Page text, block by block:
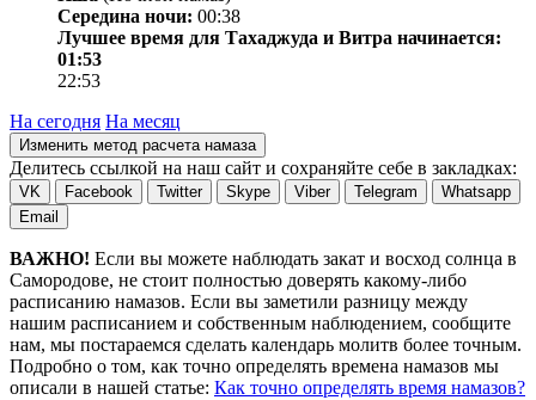
Середина ночи: 00:38
Лучшее время для Тахаджуда и Витра начинается:
01:53
22:53
На сегодня На месяц
Изменить метод расчета намаза
Делитесь ссылкой на наш сайт и сохраняйте себе в закладках:
VK Facebook Twitter Skype Viber Telegram
Whatsapp
Email
ВАЖНО! Если вы можете наблюдать закат и восход солнца в
Самородове, не стоит полностью доверять какому-либо
расписанию намазов. Если вы заметили разницу между
нашим расписанием и собственным наблюдением, сообщите
нам, мы постараемся сделать календарь молитв более точным.
Подробно о том, как точно определять времена намазов мы
описали в нашей статье: Как точно определять время намазов?